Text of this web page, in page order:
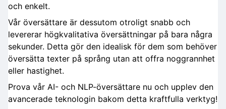
och enkelt.
Vår översättare är dessutom otroligt snabb och
levererar högkvalitativa översättningar på bara några
sekunder. Detta gör den idealisk för dem som behöver
översätta texter på språng utan att offra noggrannhet
eller hastighet.
Prova vår AI- och NLP-översättare nu och upplev den
avancerade teknologin bakom detta kraftfulla verktyg!